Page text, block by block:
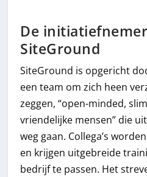
De
SiteGround
SiteGround is opgericht
een team om zich heen
zeggen, “open-minded,
vriendelijke mensen” die
weg gaan. Collega’s
en krijgen uitgebreide
bedrijf te passen. Het